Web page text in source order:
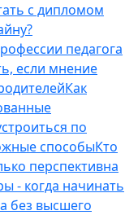
с дипломом
педагога
если мнение
Как
по
способыКто
перспективна
- когда начинать
без высшего